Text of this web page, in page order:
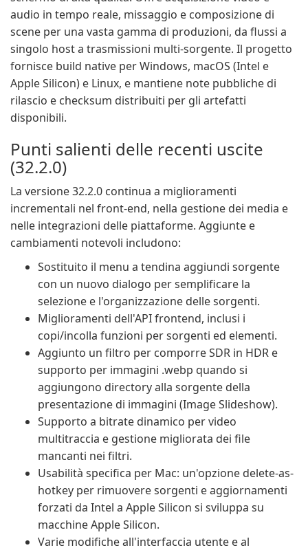
audio in tempo reale, missaggio e composizione di
scene per una vasta gamma di produzioni, da flussi a
singolo host a trasmissioni multi-sorgente. Il progetto
fornisce build native per Windows, macOS (Intel e
Apple Silicon) e Linux, e mantiene note pubbliche di
rilascio e checksum distribuiti per gli artefatti
disponibili.
Punti salienti delle recenti uscite
(32.2.0)
La versione 32.2.0 continua a miglioramenti
incrementali nel front-end, nella gestione dei media e
nelle integrazioni delle piattaforme. Aggiunte e
cambiamenti notevoli includono:
Sostituito il menu a tendina aggiundi sorgente
con un nuovo dialogo per semplificare la
selezione e l'organizzazione delle sorgenti.
Miglioramenti dell'API frontend, inclusi i
copi/incolla funzioni per sorgenti ed elementi.
Aggiunto un filtro per comporre SDR in HDR e
supporto per immagini .webp quando si
aggiungono directory alla sorgente della
presentazione di immagini (Image Slideshow).
Supporto a bitrate dinamico per video
multitraccia e gestione migliorata dei file
mancanti nei filtri.
Usabilità specifica per Mac: un'opzione delete-as-
hotkey per rimuovere sorgenti e aggiornamenti
forzati da Intel a Apple Silicon si sviluppa su
macchine Apple Silicon.
Varie modifiche all'interfaccia utente e al